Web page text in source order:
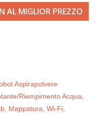
AL MIGLIOR PREZZO
Aspirapolvere
Riempimento Acqua,
Mappatura, Wi-Fi,